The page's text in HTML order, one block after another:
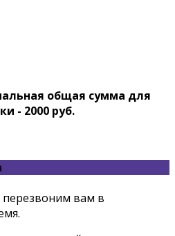
общая сумма для
- 2000 руб.
вам в